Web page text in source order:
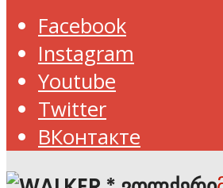
Facebook
Instagram
Youtube
Twitter
ВКонтакте